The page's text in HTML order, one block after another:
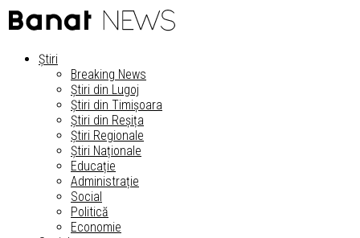
Știri
Breaking News
Știri din Lugoj
Știri din Timișoara
Știri din Reșița
Știri Regionale
Știri Naționale
Educație
Administrație
Social
Politică
Economie